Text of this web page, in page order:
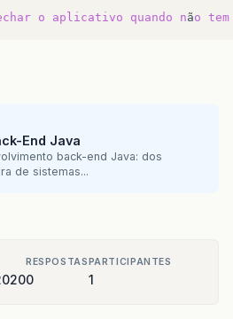
o aplicativo quando não tem
End Java
back-end Java: dos
de sistemas...
RESPOSTAS
0
PARTICIPANTES
1